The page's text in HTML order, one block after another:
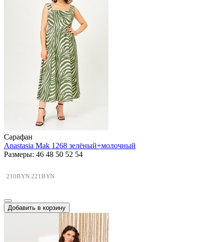
Сарафан
Anastasia Mak 1268 зелёный+молочный
Размеры: 46 48 50 52 54
210BYN 221BYN
Добавить в корзину